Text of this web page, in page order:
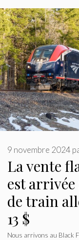
La vente
est
de train
13 $
9 novembre 2024
Nous arrivons au Black